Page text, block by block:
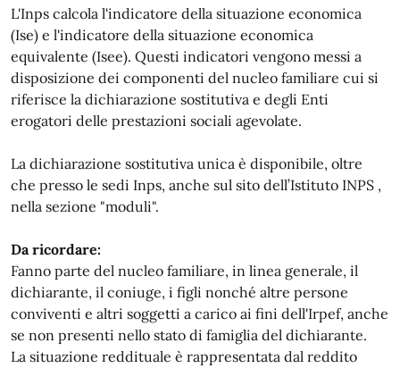
L'Inps calcola l'indicatore della situazione economica
(Ise) e l'indicatore della situazione economica
equivalente (Isee). Questi indicatori vengono messi a
disposizione dei componenti del nucleo familiare cui si
riferisce la dichiarazione sostitutiva e degli Enti
erogatori delle prestazioni sociali agevolate.
La dichiarazione sostitutiva unica è disponibile, oltre
che presso le sedi Inps, anche sul sito dell’Istituto INPS ,
nella sezione "moduli".
Da ricordare:
Fanno parte del nucleo familiare, in linea generale, il
dichiarante, il coniuge, i figli nonché altre persone
conviventi e altri soggetti a carico ai fini dell'Irpef, anche
se non presenti nello stato di famiglia del dichiarante.
La situazione reddituale è rappresentata dal reddito